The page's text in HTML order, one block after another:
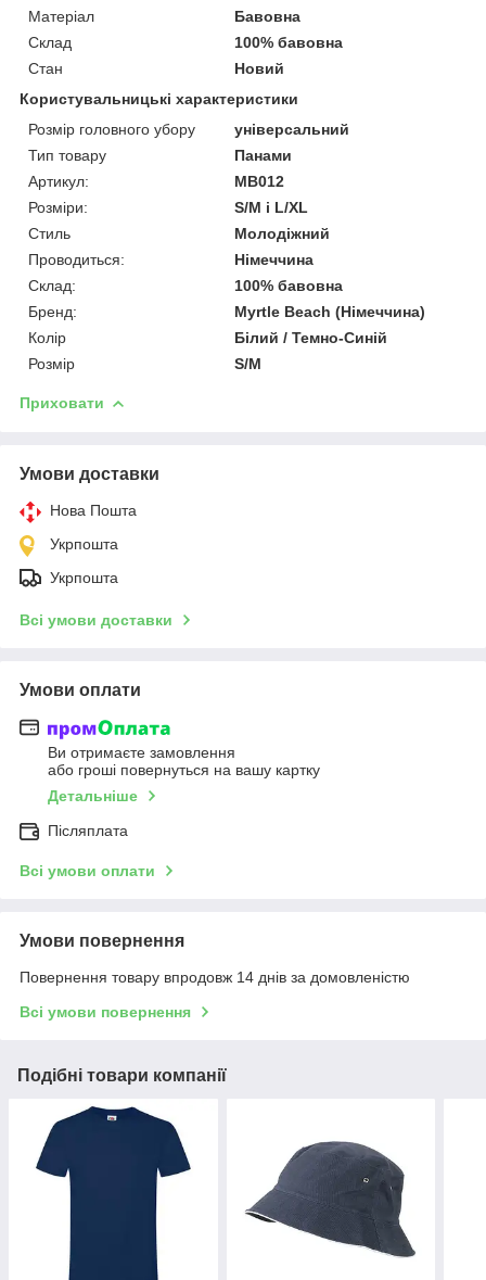
Матеріал
Бавовна
Склад
100% бавовна
Стан
Новий
Користувальницькі характеристики
Розмір головного убору
універсальний
Тип товару
Панами
Артикул:
MB012
Розміри:
S/M і L/XL
Стиль
Молодіжний
Проводиться:
Німеччина
Склад:
100% бавовна
Бренд:
Myrtle Beach (Німеччина)
Колір
Білий / Темно-Синій
Розмір
S/M
Приховати
Умови доставки
Нова Пошта
Укрпошта
Укрпошта
Всі умови доставки
Умови оплати
Ви отримаєте замовлення
або гроші повернуться на вашу картку
Детальніше
Післяплата
Всі умови оплати
Умови повернення
Повернення товару впродовж 14 днів за домовленістю
Всі умови повернення
Подібні товари компанії